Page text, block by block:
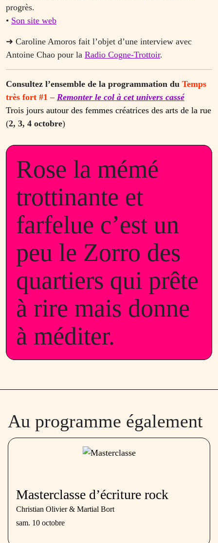
progrès.
• Son site web
➜ Caroline Amoros fait l’objet d’une interview avec
Antoine Chao pour la Radio Cogne-Trottoir.
Consultez l’ensemble de la programmation du Temps
très fort #1 – Remonter le col à cet univers cassé
Trois jours autour des femmes créatrices des arts de la rue
(2, 3, 4 octobre)
Rose la mémé
trottinante et
farfelue c’est un
peu le Zorro des
quartiers qui prête
à rire mais donne
à méditer.
Au programme également
Masterclasse d’écriture rock
Christian Olivier & Martial Bort
sam. 10 octobre